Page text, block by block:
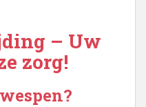
– Uw
zorg!